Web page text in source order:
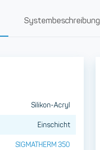
Systembeschreibung
Silikon-Acryl
Einschicht
SIGMATHERM 350